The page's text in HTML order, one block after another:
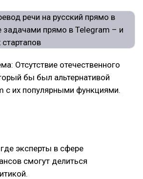
Отсутствие отечественного
бы был альтернативой
с их популярными функциями.
эксперты в сфере
смогут делиться